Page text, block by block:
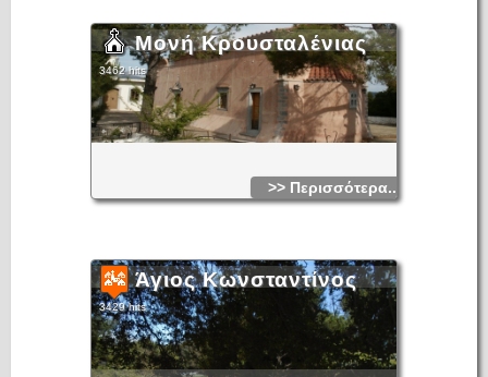
Μονή Κρουσταλένιας
3462 hits
>> Περισσότερα...
Άγιος Κωνσταντίνος
3429 hits